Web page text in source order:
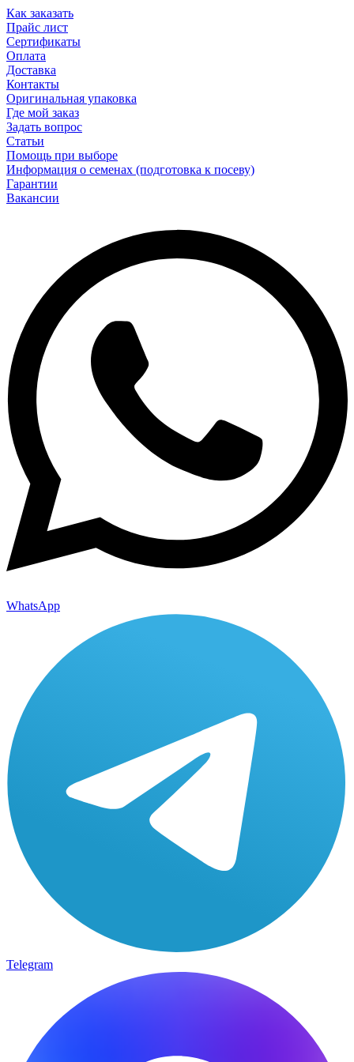
Как заказать
Прайс лист
Сертификаты
Оплата
Доставка
Контакты
Оригинальная упаковка
Где мой заказ
Задать вопрос
Статьи
Помощь при выборе
Информация о семенах (подготовка к посеву)
Гарантии
Вакансии
WhatsApp
Telegram